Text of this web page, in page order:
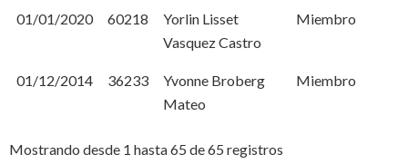
01/01/2020 60218
Yorlin Lisset
Vasquez Castro
Miembro
01/12/2014 36233
Yvonne Broberg
Mateo
Miembro
Mostrando desde 1 hasta 65 de 65 registros